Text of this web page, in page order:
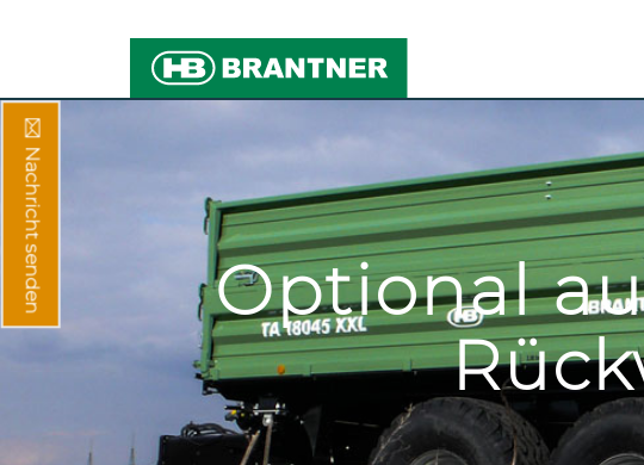
Optional
Nachricht senden